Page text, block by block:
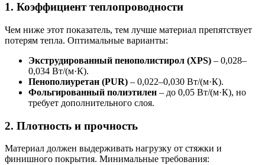
1. Коэффициент теплопроводности
Чем ниже этот показатель, тем лучше материал препятствует
потерям тепла. Оптимальные варианты:
Экструдированный пенополистирол (XPS) – 0,028–
0,034 Вт/(м·К).
Пенополиуретан (PUR) – 0,022–0,030 Вт/(м·К).
Фольгированный полиэтилен – до 0,05 Вт/(м·К), но
требует дополнительного слоя.
2. Плотность и прочность
Материал должен выдерживать нагрузку от стяжки и
финишного покрытия. Минимальные требования: